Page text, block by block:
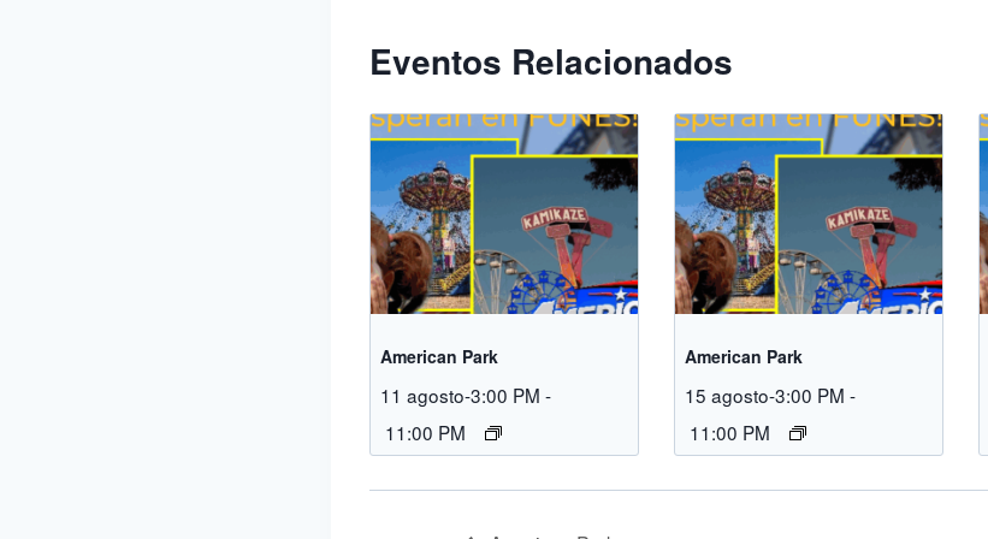
Eventos Relacionados
American Park
11 agosto-3:00 PM -
11:00 PM
American Park
15 agosto-3:00 PM -
11:00 PM